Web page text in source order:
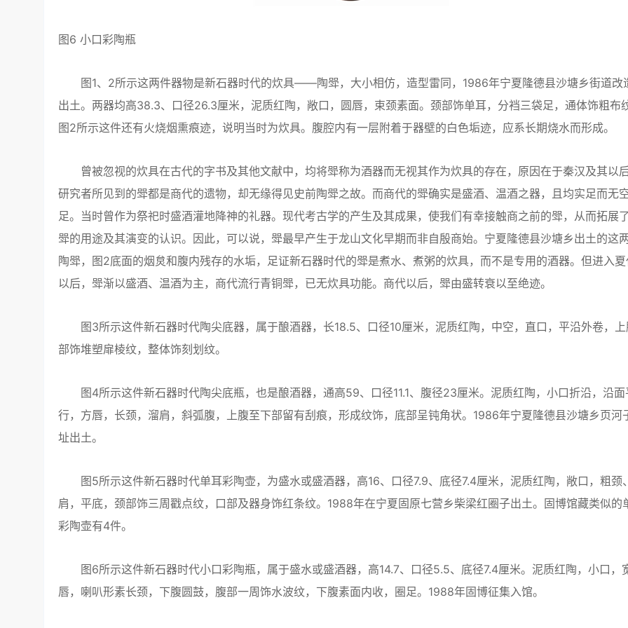
图6 小口彩陶瓶
图1、2所示这两件器物是新石器时代的炊具——陶斝，大小相仿，造型雷同，1986年宁夏隆德县沙塘乡街道改
出土。两器均高38.3、口径26.3厘米，泥质红陶，敞口，圆唇，束颈素面。颈部饰单耳，分裆三袋足，通体饰粗布纹
图2所示这件还有火烧烟熏痕迹，说明当时为炊具。腹腔内有一层附着于器壁的白色垢迹，应系长期烧水而形成。
曾被忽视的炊具在古代的字书及其他文献中，均将斝称为酒器而无视其作为炊具的存在，原因在于秦汉及其以
研究者所见到的斝都是商代的遗物，却无缘得见史前陶斝之故。而商代的斝确实是盛酒、温酒之器，且均实足而无
足。当时曾作为祭祀时盛酒灌地降神的礼器。现代考古学的产生及其成果，使我们有幸接触商之前的斝，从而拓展
斝的用途及其演变的认识。因此，可以说，斝最早产生于龙山文化早期而非自殷商始。宁夏隆德县沙塘乡出土的这
陶斝，图2底面的烟炱和腹内残存的水垢，足证新石器时代的斝是煮水、煮粥的炊具，而不是专用的酒器。但进入
以后，斝渐以盛酒、温酒为主，商代流行青铜斝，已无炊具功能。商代以后，斝由盛转衰以至绝迹。
图3所示这件新石器时代陶尖底器，属于酿酒器，长18.5、口径10厘米，泥质红陶，中空，直口，平沿外卷，上
部饰堆塑扉棱纹，整体饰刻划纹。
图4所示这件新石器时代陶尖底瓶，也是酿酒器，通高59、口径11.1、腹径23厘米。泥质红陶，小口折沿，沿面
行，方唇，长颈，溜肩，斜弧腹，上腹至下部留有刮痕，形成纹饰，底部呈钝角状。1986年宁夏隆德县沙塘乡页河
址出土。
图5所示这件新石器时代单耳彩陶壶，为盛水或盛酒器，高16、口径7.9、底径7.4厘米，泥质红陶，敞口，粗颈
肩，平底，颈部饰三周戳点纹，口部及器身饰红条纹。1988年在宁夏固原七营乡柴梁红圈子出土。固博馆藏类似的
彩陶壶有4件。
图6所示这件新石器时代小口彩陶瓶，属于盛水或盛酒器，高14.7、口径5.5、底径7.4厘米。泥质红陶，小口，
唇，喇叭形素长颈，下腹圆鼓，腹部一周饰水波纹，下腹素面内收，圈足。1988年固博征集入馆。